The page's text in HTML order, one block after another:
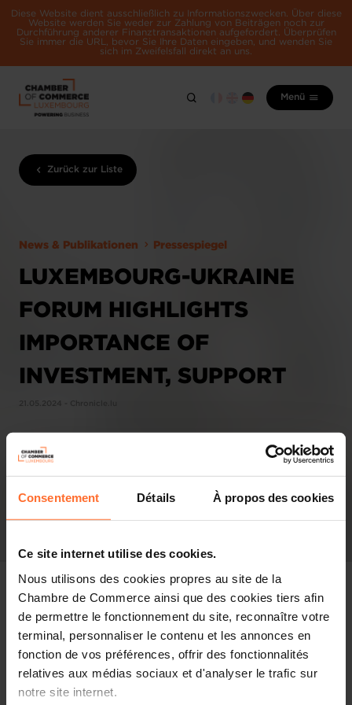
Consentement Détails À propos des cookies
Ce site internet utilise des cookies.
Nous utilisons des cookies propres au site de la
Chambre de Commerce ainsi que des cookies tiers afin
de permettre le fonctionnement du site, reconnaître votre
terminal, personnaliser le contenu et les annonces en
fonction de vos préférences, offrir des fonctionnalités
relatives aux médias sociaux et d'analyser le trafic sur
notre site internet.
Diese Website dient ausschließlich zu Informationszwecken. Über diese
Website werden Sie weder zur Zahlung von Beiträgen noch zur
Durchführung anderer Finanztransaktionen aufgefordert. Überprüfen
Sie immer die URL, bevor Sie Ihre Daten eingeben, und wenden Sie
sich im Zweifelsfall direkt an uns.
Menü
Zurück zur Liste
News & Publikationen Pressespiegel
LUXEMBOURG-UKRAINE
FORUM HIGHLIGHTS
IMPORTANCE OF
INVESTMENT, SUPPORT
Pressespiegel
Diesen Artikel teilen